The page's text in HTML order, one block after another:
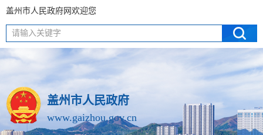
盖州市人民政府网欢迎您
请输入关键字
盖州市人民政府
www.gaizhou.gov.cn